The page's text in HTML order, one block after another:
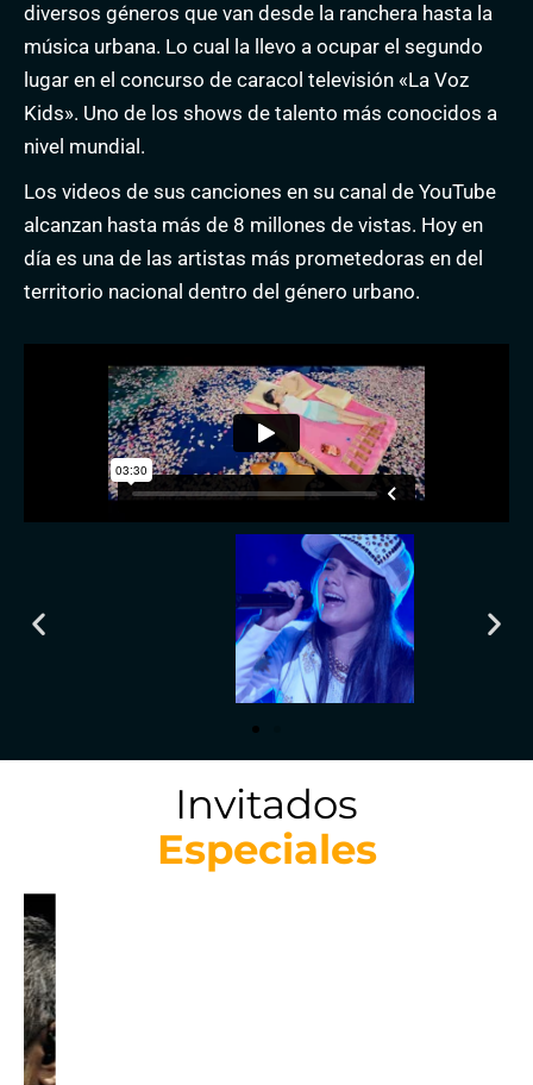
diversos géneros que van desde la ranchera hasta la
música urbana. Lo cual la llevo a ocupar el segundo
lugar en el concurso de caracol televisión «La Voz
Kids». Uno de los shows de talento más conocidos a
nivel mundial.
Los videos de sus canciones en su canal de YouTube
alcanzan hasta más de 8 millones de vistas. Hoy en
día es una de las artistas más prometedoras en del
territorio nacional dentro del género urbano.
Invitados
Especiales